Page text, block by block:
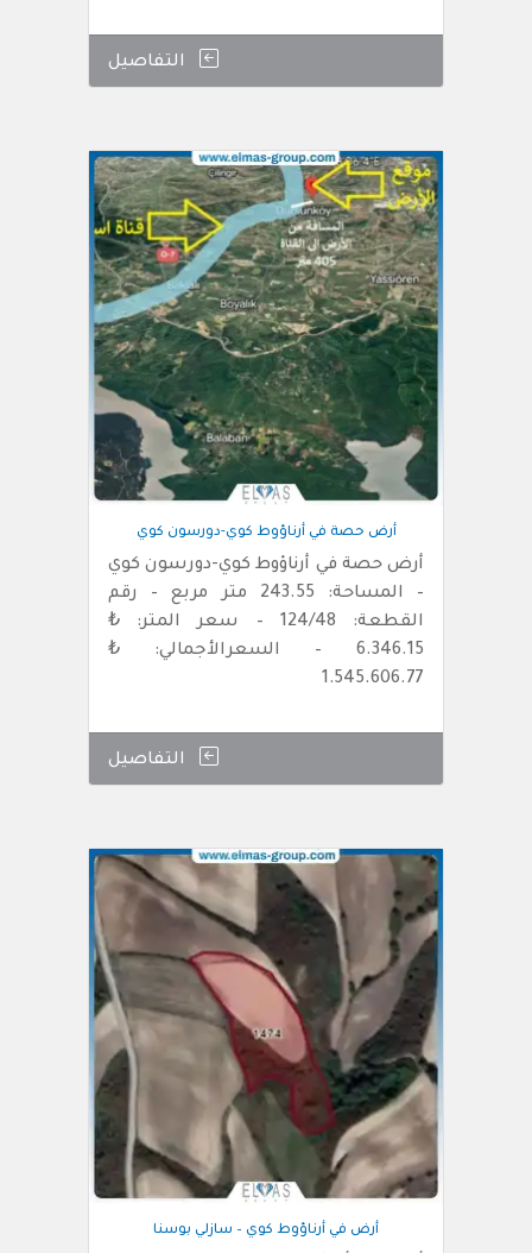
التفاصيل
أرض حصة في أرناؤوط كوي-دورسون كوي
أرض حصة في أرناؤوط كوي-دورسون كوي
– المساحة: 243.55 متر مربع – رقم
القطعة: 124/48 – سعر المتر: ₺
6.346.15 – السعرالأجمالي: ₺
1.545.606.77
التفاصيل
أرض في أرناؤوط كوي – سازلي بوسنا